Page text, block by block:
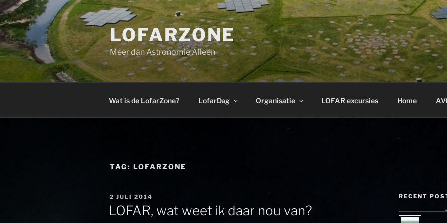
Ga
naar
de
inhoud
LOFARZONE
Meer dan Astronomie Alleen
Wat is de LofarZone? LofarDag Organisatie LOFAR excursies Home
TAG: LOFARZONE
GEPLAATST
OP
2 JULI 2014
LOFAR, wat weet ik daar nou van?
RECENT